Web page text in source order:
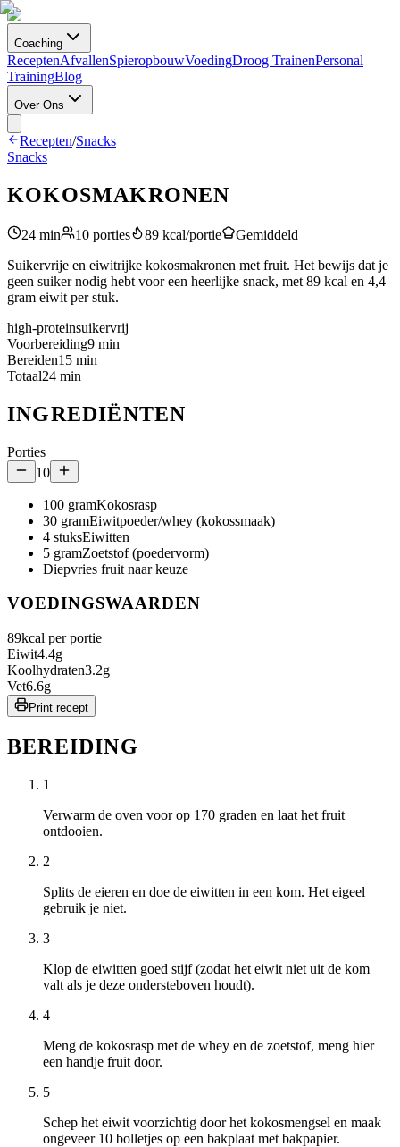
Coaching
ReceptenAfvallenSpieropbouwVoedingDroog TrainenPersonal
TrainingBlog
Over Ons
Recepten/Snacks
Snacks
KOKOSMAKRONEN
24 min 10 porties 89 kcal/portie
Gemiddeld
Suikervrije en eiwitrijke kokosmakronen met fruit. Het bewijs dat je
geen suiker nodig hebt voor een heerlijke snack, met 89 kcal en 4,4
gram eiwit per stuk.
high-proteinsuikervrij
Voorbereiding9 min
Bereiden15 min
Totaal24 min
INGREDIËNTEN
Porties
10
100 gramKokosrasp
30 gramEiwitpoeder/whey (kokossmaak)
4 stuksEiwitten
5 gramZoetstof (poedervorm)
Diepvries fruit naar keuze
VOEDINGSWAARDEN
89kcal per portie
Eiwit4.4g
Koolhydraten3.2g
Vet6.6g
Print recept
BEREIDING
1
Verwarm de oven voor op 170 graden en laat het fruit
ontdooien.
2
Splits de eieren en doe de eiwitten in een kom. Het eigeel
gebruik je niet.
3
Klop de eiwitten goed stijf (zodat het eiwit niet uit de kom
valt als je deze ondersteboven houdt).
4
Meng de kokosrasp met de whey en de zoetstof, meng hier
een handje fruit door.
5
Schep het eiwit voorzichtig door het kokosmengsel en maak
ongeveer 10 bolletjes op een bakplaat met bakpapier.